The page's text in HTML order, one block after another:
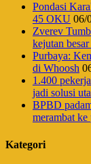
Pondasi
45 OKU 06/
Zverev
kejutan
Purbaya:
di Whoosh
1.400
jadi solusi
BPBD
merambat
Kategori